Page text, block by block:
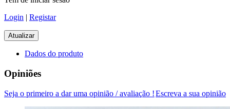
Login | Registar
Dados do produto
Opiniões
Escreva a sua opinião
Seja o primeiro a dar uma opinião / avaliação !